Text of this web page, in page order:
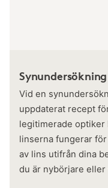
Vid en
uppdaterat recept
legitimerade
linserna fungerar
av lins utifrån dina
du är nybörjare eller